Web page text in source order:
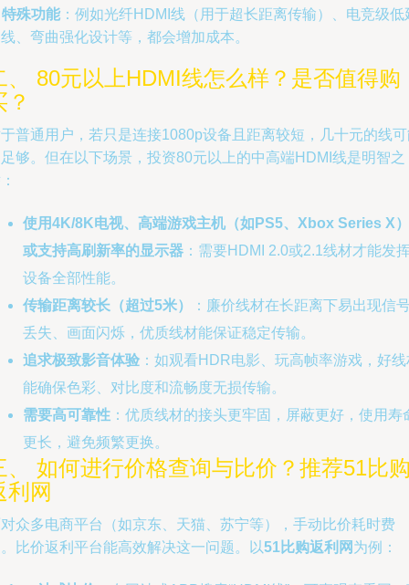
特殊功能：例如光纤HDMI线（用于超长距离传输）、电竞级低
、弯曲强化设计等，都会增加成本。
、 80元以上HDMI线怎么样？是否值得购
？
普通用户，若只是连接1080p设备且距离较短，几十元的线
够。但在以下场景，投资80元以上的中高端HDMI线是明智之
使用4K/8K电视、高端游戏主机（如PS5、Xbox Series X）
或支持高刷新率的显示器 ：需要HDMI 2.0或2.1线材才能发
设备全部性能。
传输距离较长（超过5米）
：廉价线材在长距离下易出现信
丢失、画面闪烁，优质线材能保证稳定传输。
追求极致影音体验 ：如观看HDR电影、玩高帧率游戏，好
能确保色彩、对比度和流畅度无损传输。
需要高可靠性 ：优质线材的接头更牢固，屏蔽更好，使用寿
更长，避免频繁更换。
、 如何进行价格查询与比价？推荐51比
利网
众多电商平台（如京东、天猫、苏宁等），手动比价耗时费
比价返利平台能高效解决这一问题。以51比购返利网 为例：